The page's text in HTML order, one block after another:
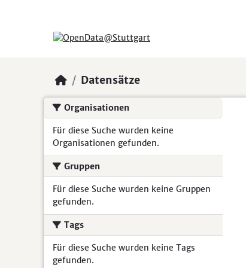
Datensätze
Organisationen
Für diese Suche wurden keine
Organisationen gefunden.
Gruppen
Für diese Suche wurden keine Gruppen
gefunden.
Tags
Für diese Suche wurden keine Tags
gefunden.